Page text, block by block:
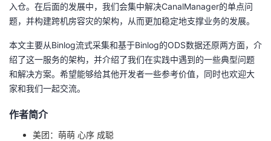
入仓。在后面的发展中，我们会集中解决CanalManager的单点问
题，并构建跨机房容灾的架构，从而更加稳定地支撑业务的发展。
本文主要从Binlog流式采集和基于Binlog的ODS数据还原两方面，介
绍了这一服务的架构，并介绍了我们在实践中遇到的一些典型问题
和解决方案。希望能够给其他开发者一些参考价值，同时也欢迎大
家和我们一起交流。
作者简介
美团：萌萌 心序 成聪